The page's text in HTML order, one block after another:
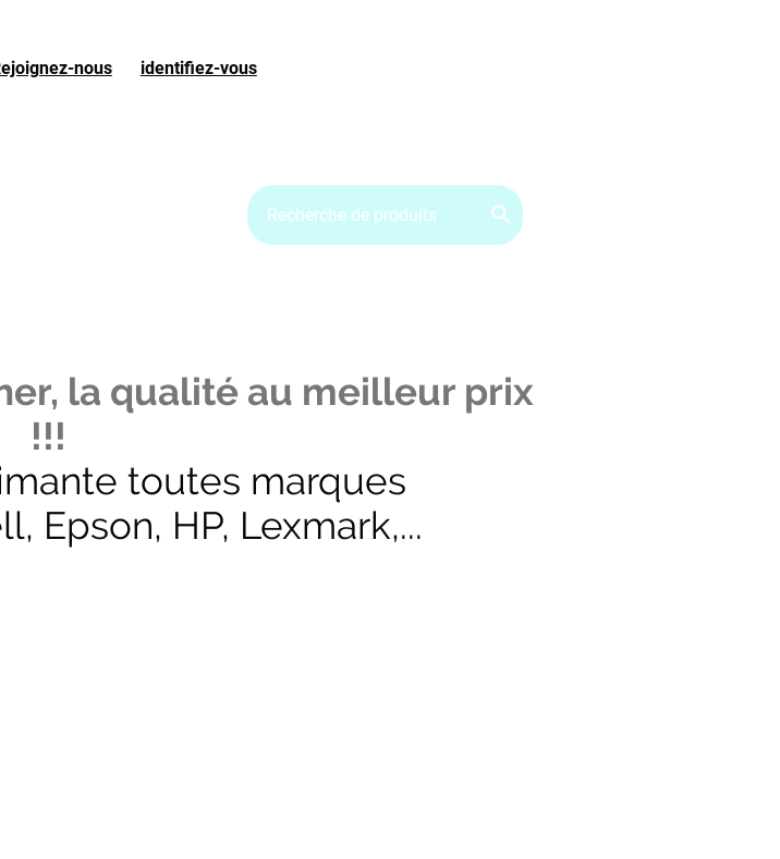
nousou identifiez-vous
la qualité au meilleur prix
!!!
toutes marques
Epson, HP, Lexmark,...